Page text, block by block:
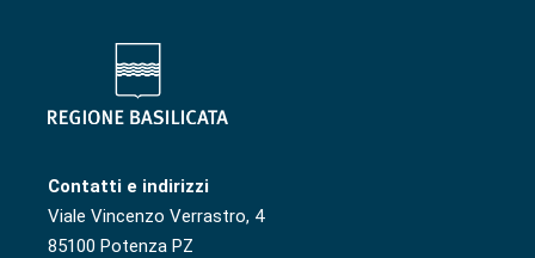
Contatti e indirizzi
Viale Vincenzo Verrastro, 4
85100 Potenza PZ